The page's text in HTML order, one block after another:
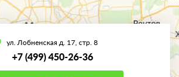
ул. Лобненская д. 17, стр. 8
+7 (499) 450-26-36